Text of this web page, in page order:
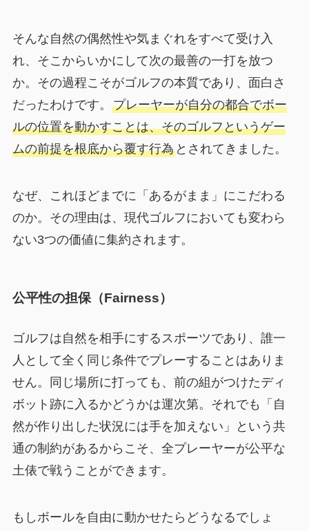
そんな自然の偶然性や気まぐれをすべて受け入
れ、そこからいかにして次の最善の一打を放つ
か。その過程こそがゴルフの本質であり、面白さ
だったわけです。 プレーヤーが自分の都合でボー
ルの位置を動かすことは、そのゴルフというゲー
ムの前提を根底から覆す行為とされてきました。
なぜ、これほどまでに「あるがまま」にこだわる
のか。その理由は、現代ゴルフにおいても変わら
ない3つの価値に集約されます。
公平性の担保（Fairness）
ゴルフは自然を相手にするスポーツであり、誰一
人として全く同じ条件でプレーすることはありま
せん。同じ場所に打っても、前の組がつけたディ
ボット跡に入るかどうかは運次第。それでも「自
然が作り出した状況には手を加えない」という共
通の制約があるからこそ、全プレーヤーが公平な
土俵で戦うことができます。
もしボールを自由に動かせたらどうなるでしょ